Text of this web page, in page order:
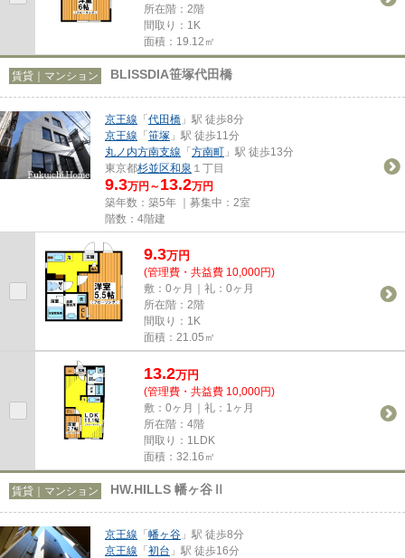
所在階：2階
間取り：1K
面積：19.12㎡
賃貸｜マンション BLISSDIA笹塚代田橋
京王線 「代田橋 」駅 徒歩8分
京王線 「笹塚 」駅 徒歩11分
丸ノ内方南支線 「方南町 」駅 徒歩13分
東京都杉並区和泉 １丁目
9.3万円～ 13.2万円
築年数：築5年 ｜募集中： 2室
階数：4階建
9.3万円
(管理費・共益費 10,000円)
敷：0ヶ月｜礼：0ヶ月
所在階：2階
間取り：1K
面積：21.05㎡
13.2万円
(管理費・共益費 10,000円)
敷：0ヶ月｜礼：1ヶ月
所在階：4階
間取り：1LDK
面積：32.16㎡
賃貸｜マンション HW.HILLS 幡ヶ谷Ⅱ
京王線 「幡ヶ谷 」駅 徒歩8分
京王線 「初台 」駅 徒歩16分